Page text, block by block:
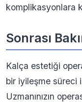
komplikasyonlara
Sonrası
Kalça estetiği
bir iyileşme süreci
Uzmanınızın